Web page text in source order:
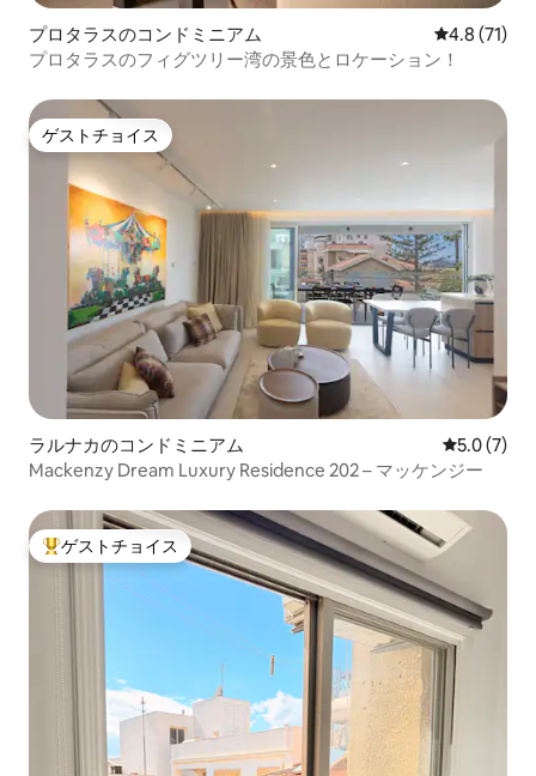
プロタラスのコンドミニアム レビュー71
4.8 (71)
プロタラスのフィグツリー湾の景色とロケーション！
ゲストチョイス
ゲストチョイス
ラルナカのコンドミニアム レビュー7
5.0 (7)
Mackenzy Dream Luxury Residence 202 – マッケンジー
大好評のゲストチョイスです。
ゲストチョイス